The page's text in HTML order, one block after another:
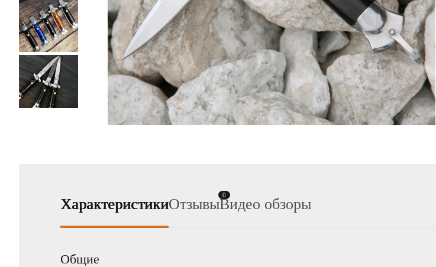
ХарактеристикиОтзывы
0
Видео обзоры
Общие